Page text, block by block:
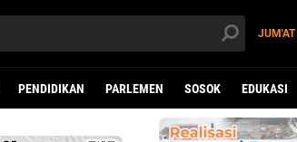
JUM'AT
PENDIDIKAN PARLEMEN SOSOK EDUKASI